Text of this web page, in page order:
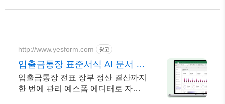
http://www.yesform.com 광고
입출금통장 표준서식 AI 문서 편
집
입출금통장 전표 장부 정산 결산까지
한 번에 관리 예스폼 에디터로 자동